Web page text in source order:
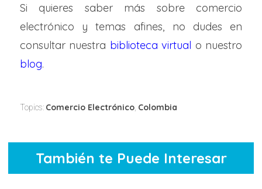
Si quieres saber más sobre comercio
electrónico y temas afines, no dudes en
consultar nuestra biblioteca virtual o nuestro
blog.
Topics: Comercio Electrónico Colombia
También te Puede Interesar